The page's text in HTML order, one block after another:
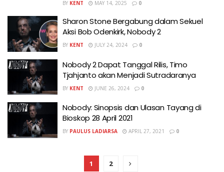
BY KENT MAY 14, 2025 0
Sharon Stone Bergabung dalam Sekuel
Aksi Bob Odenkirk, Nobody 2
BY KENT JULY 24, 2024 0
Nobody 2 Dapat Tanggal Rilis, Timo
Tjahjanto akan Menjadi Sutradaranya
BY KENT JUNE 26, 2024 0
Nobody: Sinopsis dan Ulasan Tayang di
Bioskop 28 April 2021
BY PAULUS LADIARSA APRIL 27, 2021 0
1 2